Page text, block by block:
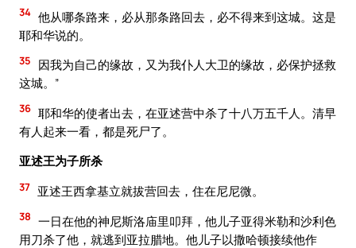
34 他从哪条路来，必从那条路回去，必不得来到这城。这是
耶和华说的。
35
因我为自己的缘故，又为我仆人大卫的缘故，必保护拯救
这城。”
36 耶和华的使者出去，在亚述营中杀了十八万五千人。清早
有人起来一看，都是死尸了。
亚述王为子所杀
37 亚述王西拿基立就拔营回去，住在尼尼微。
38 一日在他的神尼斯洛庙里叩拜，他儿子亚得米勒和沙利色
用刀杀了他，就逃到亚拉腊地。他儿子以撒哈顿接续他作